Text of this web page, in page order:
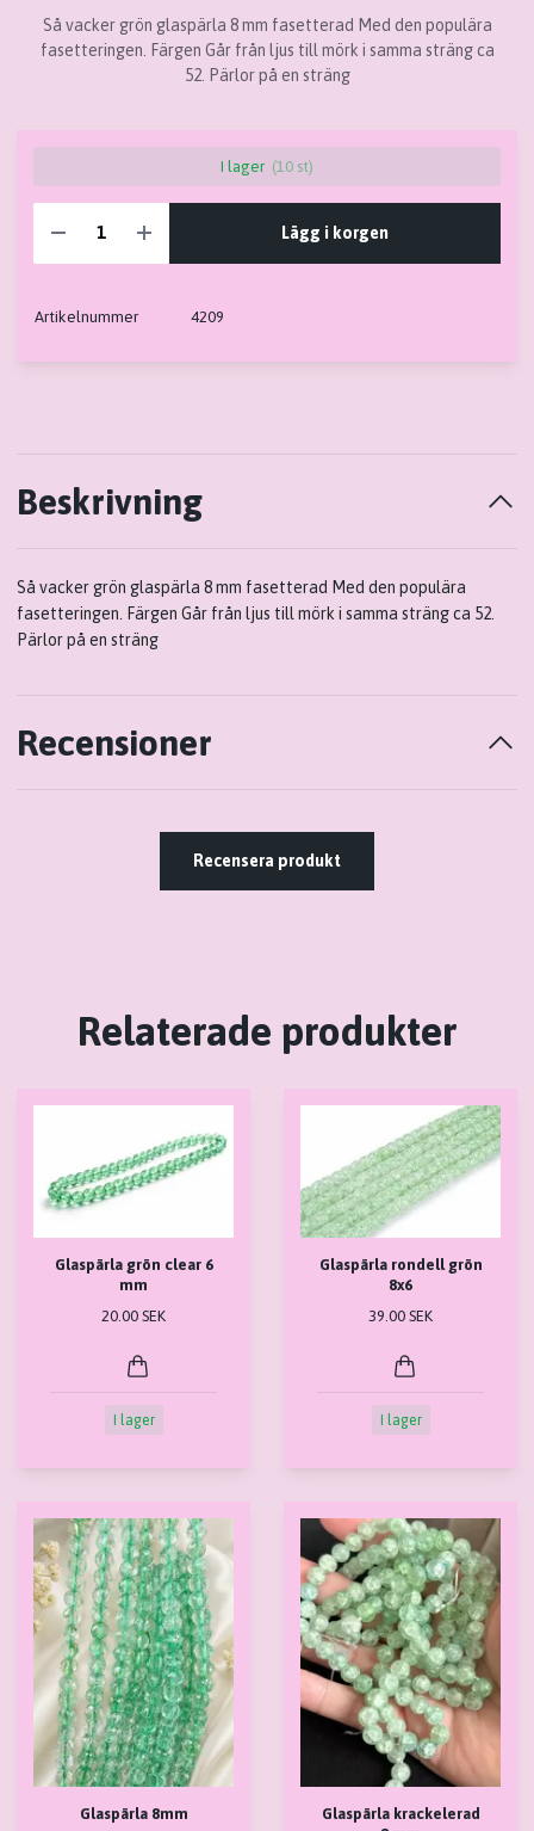
Så vacker grön glaspärla 8 mm fasetterad Med den populära
fasetteringen. Färgen Går från ljus till mörk i samma sträng ca
52. Pärlor på en sträng
I lager (10 st)
Lägg i korgen
Artikelnummer 4209
Beskrivning
Så vacker grön glaspärla 8 mm fasetterad Med den populära
fasetteringen. Färgen Går från ljus till mörk i samma sträng ca 52.
Pärlor på en sträng
Recensioner
Recensera produkt
Relaterade produkter
Glaspärla grön clear 6
mm
20.00 SEK
I lager
Glaspärla rondell grön
8x6
39.00 SEK
I lager
Glaspärla 8mm
Glaspärla krackelerad